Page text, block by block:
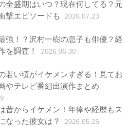
全盛期はいつ？現在何してる？元
撃エピソードも
2026.07.23
強！？沢村一樹の息子も俳優？経
を調査！
2026.06.30
若い頃がイケメンすぎる！見てお
やテレビ番組出演作まとめ
昔からイケメン！年俸や経歴もス
なった彼女は？
2026.05.25